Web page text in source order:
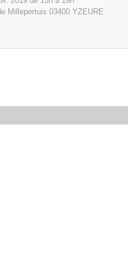
Millepertuis 03400 YZEURE